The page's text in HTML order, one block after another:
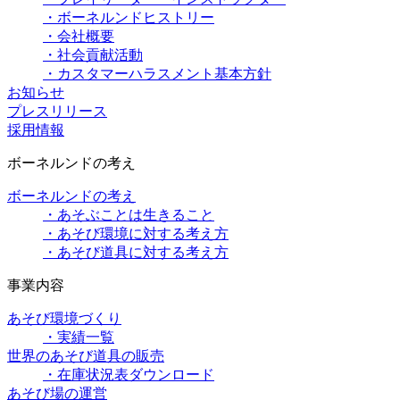
・ボーネルンドヒストリー
・会社概要
・社会貢献活動
・カスタマーハラスメント基本方針
お知らせ
プレスリリース
採用情報
ボーネルンドの考え
ボーネルンドの考え
・あそぶことは生きること
・あそび環境に対する考え方
・あそび道具に対する考え方
事業内容
あそび環境づくり
・実績一覧
世界のあそび道具の販売
・在庫状況表ダウンロード
あそび場の運営